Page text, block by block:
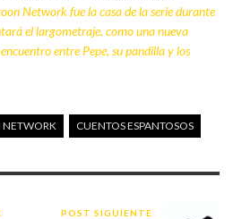
Network fue la casa de la serie durante
el largometraje, como una nueva
entre Pepe, su pandilla y los
NETWORK CUENTOS ESPANTOSOS
POST SIGUIENTE